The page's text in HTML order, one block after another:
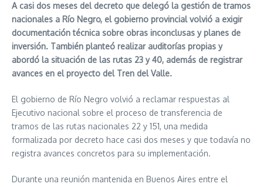
A casi dos meses del decreto que delegó la gestión de tramos
nacionales a Río Negro, el gobierno provincial volvió a exigir
documentación técnica sobre obras inconclusas y planes de
inversión. También planteó realizar auditorías propias y
abordó la situación de las rutas 23 y 40, además de registrar
avances en el proyecto del Tren del Valle.
El gobierno de Río Negro volvió a reclamar respuestas al
Ejecutivo nacional sobre el proceso de transferencia de
tramos de las rutas nacionales 22 y 151, una medida
formalizada por decreto hace casi dos meses y que todavía no
registra avances concretos para su implementación.
Durante una reunión mantenida en Buenos Aires entre el